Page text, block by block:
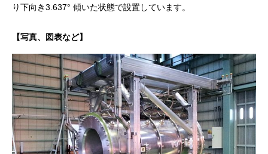
り下向き3.637° 傾いた状態で設置しています。
【写真、図表など】